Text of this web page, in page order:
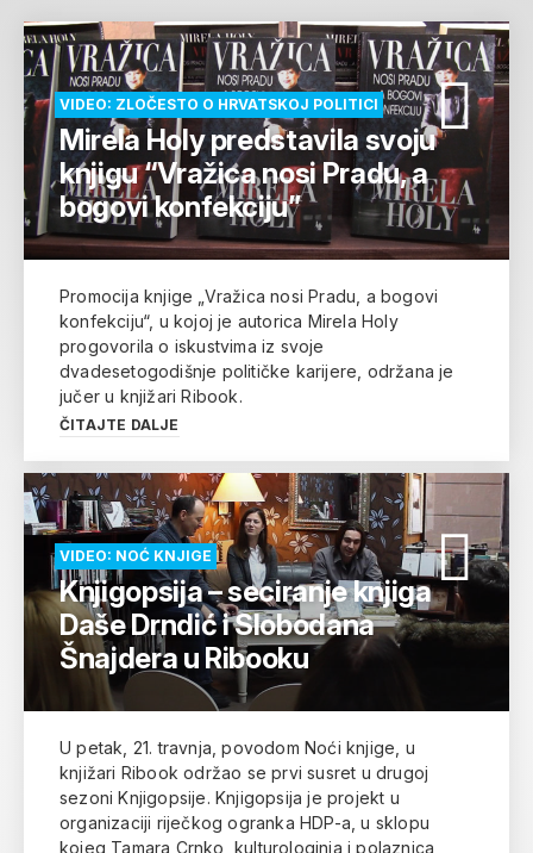
VIDEO: ZLOČESTO O HRVATSKOJ POLITICI
Mirela Holy predstavila svoju
knjigu “Vražica nosi Pradu, a
bogovi konfekciju”
Promocija knjige „Vražica nosi Pradu, a bogovi
konfekciju“, u kojoj je autorica Mirela Holy
progovorila o iskustvima iz svoje
dvadesetogodišnje političke karijere, održana je
jučer u knjižari Ribook.
ČITAJTE DALJE
VIDEO: NOĆ KNJIGE
Knjigopsija – seciranje knjiga
Daše Drndić i Slobodana
Šnajdera u Ribooku
U petak, 21. travnja, povodom Noći knjige, u
knjižari Ribook održao se prvi susret u drugoj
sezoni Knjigopsije. Knjigopsija je projekt u
organizaciji riječkog ogranka HDP-a, u sklopu
kojeg Tamara Crnko, kulturologinja i polaznica